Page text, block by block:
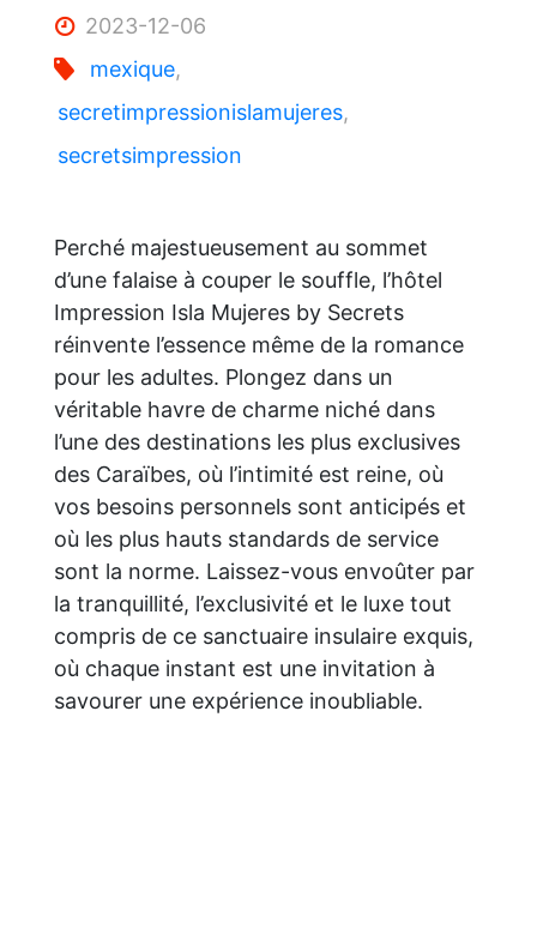
2023-12-06
mexique,
secretimpressionislamujeres,
secretsimpression
Perché majestueusement au sommet
d’une falaise à couper le souffle, l’hôtel
Impression Isla Mujeres by Secrets
réinvente l’essence même de la romance
pour les adultes. Plongez dans un
véritable havre de charme niché dans
l’une des destinations les plus exclusives
des Caraïbes, où l’intimité est reine, où
vos besoins personnels sont anticipés et
où les plus hauts standards de service
sont la norme. Laissez-vous envoûter par
la tranquillité, l’exclusivité et le luxe tout
compris de ce sanctuaire insulaire exquis,
où chaque instant est une invitation à
savourer une expérience inoubliable.